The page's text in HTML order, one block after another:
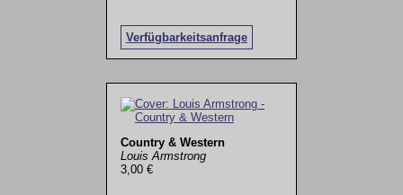
Verfügbarkeitsanfrage
Country & Western
Louis Armstrong
3,00 €